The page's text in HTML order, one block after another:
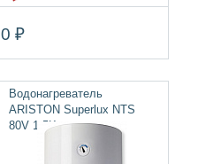
0 ₽
Водонагреватель
ARISTON Superlux NTS
80V 1,5K